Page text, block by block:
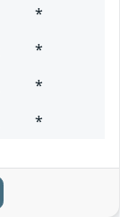
*
*
*
*